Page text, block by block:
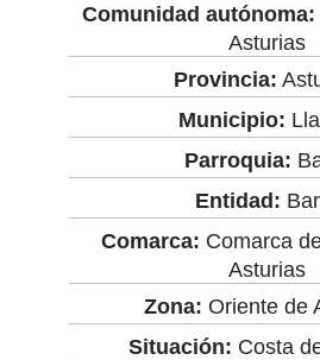
Comunidad autónoma:
Asturias
Provincia:
Municipio:
Parroquia:
Entidad:
Comarca: Comarca
Asturias
Zona: Oriente de
Situación: Costa